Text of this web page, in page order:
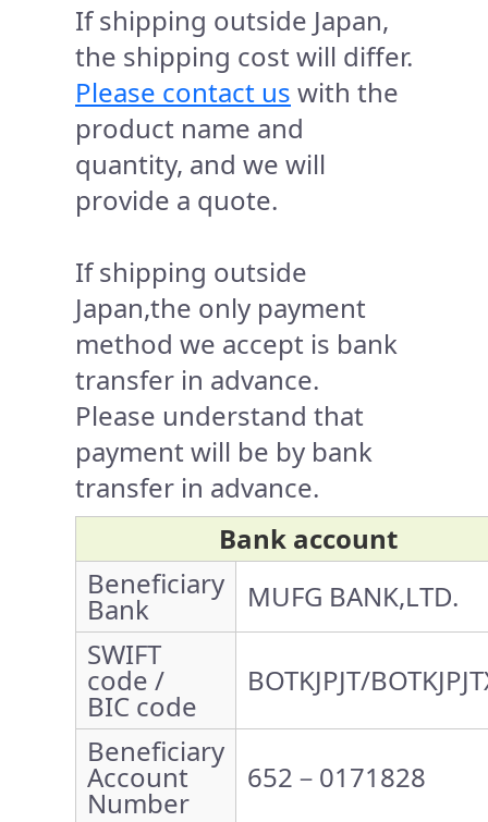
If shipping outside Japan,
the shipping cost will differ.
Please contact us with the
product name and
quantity, and we will
provide a quote.
If shipping outside
Japan,the only payment
method we accept is bank
transfer in advance.
Please understand that
payment will be by bank
transfer in advance.
Bank account
Beneficiary
Bank
MUFG BANK,LTD.
SWIFT
code /
BIC code
BOTKJPJT/
Beneficiary
Account
Number
652－0171828